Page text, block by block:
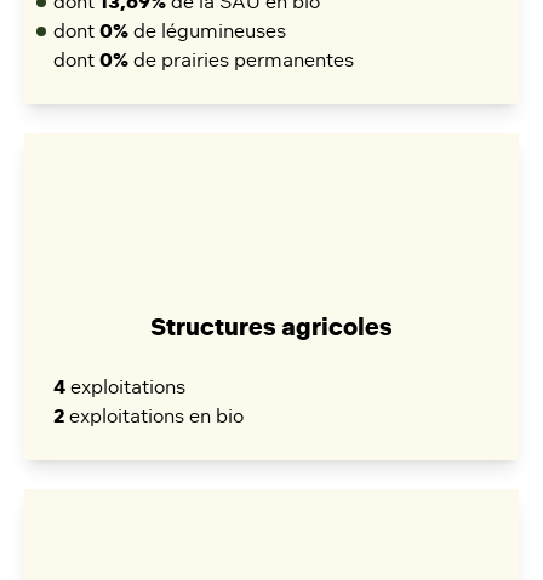
dont 0% de légumineuses
dont 0% de prairies permanentes
Structures agricoles
4 exploitations
2 exploitations en bio